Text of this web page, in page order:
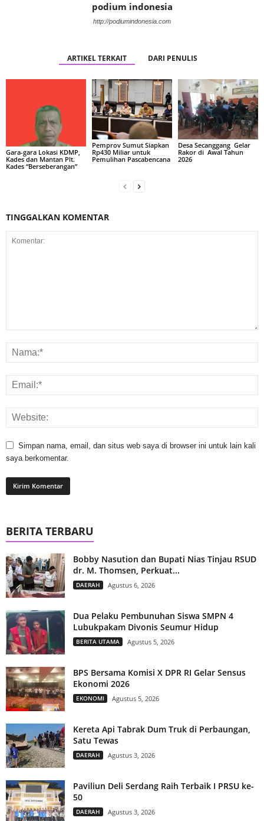
podium indonesia
http://podiumindonesia.com
ARTIKEL TERKAIT DARI PENULIS
Gara-gara Lokasi KDMP,
Kades dan Mantan Plt.
Kades “Berseberangan”
Pemprov Sumut Siapkan
Rp430 Miliar untuk
Pemulihan Pascabencana
Desa Secanggang Gelar
Rakor di Awal Tahun
2026
TINGGALKAN KOMENTAR
Simpan nama, email, dan situs web saya di browser ini untuk lain kali
saya berkomentar.
BERITA TERBARU
Bobby Nasution dan Bupati Nias Tinjau RSUD
dr. M. Thomsen, Perkuat...
DAERAH Agustus 6, 2026
Dua Pelaku Pembunuhan Siswa SMPN 4
Lubukpakam Divonis Seumur Hidup
BERITA UTAMA Agustus 5, 2026
BPS Bersama Komisi X DPR RI Gelar Sensus
Ekonomi 2026
EKONOMI Agustus 5, 2026
Kereta Api Tabrak Dum Truk di Perbaungan,
Satu Tewas
DAERAH Agustus 3, 2026
Paviliun Deli Serdang Raih Terbaik I PRSU ke-
50
DAERAH Agustus 3, 2026